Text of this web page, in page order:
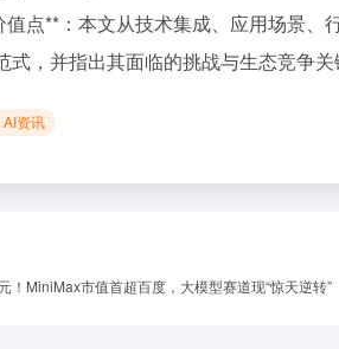
值点**：本文从技术集成、应用场景
式，并指出其面临的挑战与生态竞争关
AI资讯
！MiniMax市值首超百度，大模型赛道现“惊天逆转”